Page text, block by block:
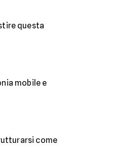
questa
mobile e
come